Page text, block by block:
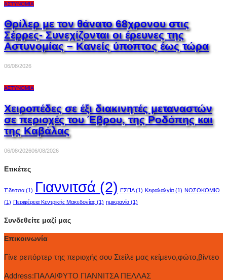
ΑΣΤΥΝΟΜΊΑ
Θρίλερ με τον θάνατο 68χρονου στις
Σέρρες- Συνεχίζονται οι έρευνες της
Αστυνομίας – Κανείς ύποπτος έως τώρα
06/08/2026
ΑΣΤΥΝΟΜΊΑ
Χειροπέδες σε έξι διακινητές μεταναστών
σε περιοχές του Έβρου, της Ροδόπης και
της Καβάλας
06/08/202606/08/2026
Ετικέτες
Έδεσσα (1) Γιαννιτσά (2) ΕΣΠΑ(1) Κεφαλαλγία (1) ΝΟΣΟΚΟΜΙΟ
(1) Περιφέρεια Κεντρικής Μακεδονίας (1) ημικρανία (1)
Συνδεθείτε μαζί μας
Επικοινωνία
Γίνε ρεπόρτερ της περιοχής σου Στείλε μας κείμενο,φώτο,βίντεο
Address:ΠΑΛΑΙΦΥΤΟ ΓΙΑΝΝΙΤΣΑ ΠΕΛΛΑΣ